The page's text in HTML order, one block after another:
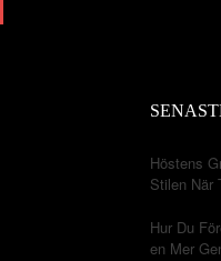
Höstens
Stilen När
Hur Du
en Mer